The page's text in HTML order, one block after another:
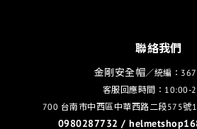
聯絡我們
金剛安全帽／統編：
客服回應時間：10:00-
700 台南市中西區中華西路二段575號
0980287732 /